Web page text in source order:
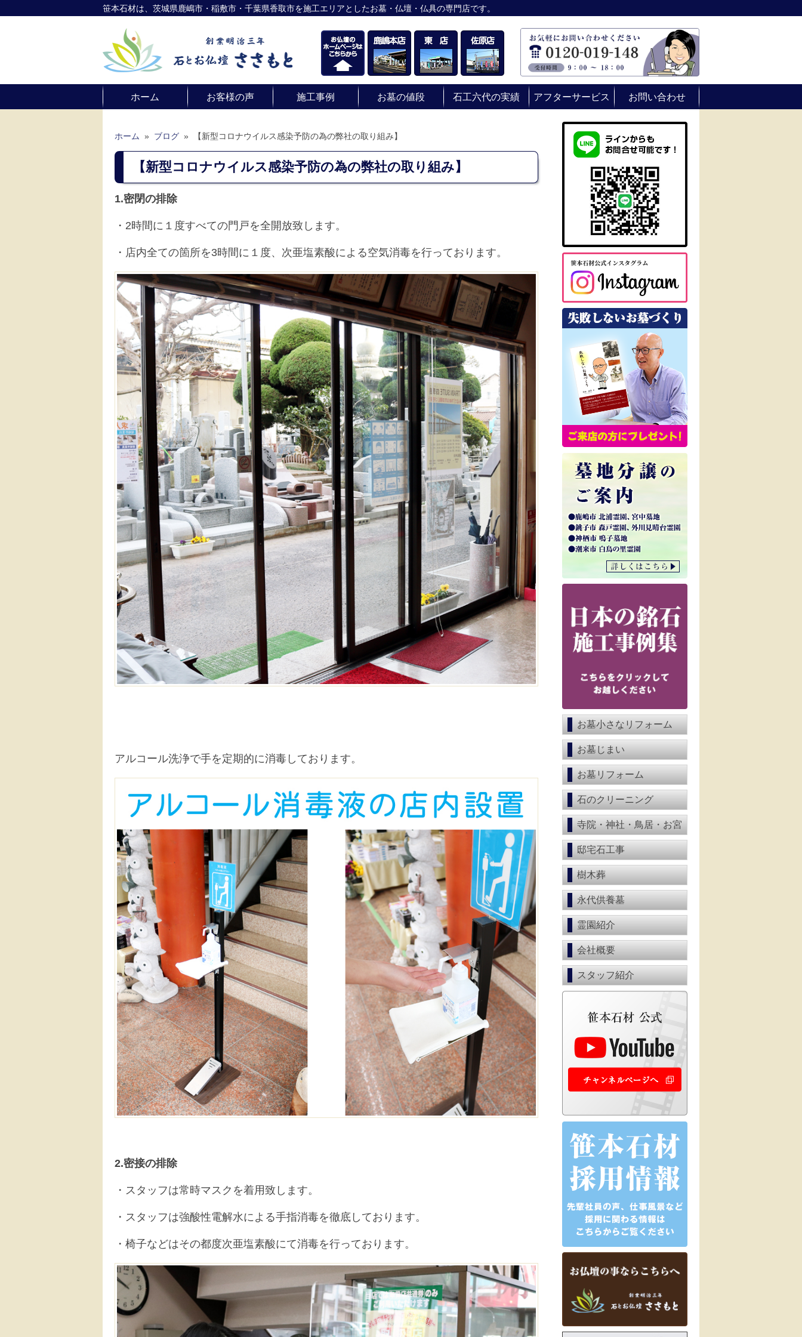
笹本石材は、茨城県鹿嶋市・稲敷市・千葉県香取市を施工エリアとしたお墓・仏壇・仏具の専門店です。
ホーム お客様の声 施工事例 お墓の値段 石工六代の実績 アフターサービス お問い合わせ
ホーム » ブログ » 【新型コロナウイルス感染予防の為の弊社の取り組み】
【新型コロナウイルス感染予防の為の弊社の取り組み】
1.密閉の排除
・2時間に１度すべての門戸を全開放致します。
・店内全ての箇所を3時間に１度、次亜塩素酸による空気消毒を行っております。
アルコール洗浄で手を定期的に消毒しております。
2.密接の排除
・スタッフは常時マスクを着用致します。
・スタッフは強酸性電解水による手指消毒を徹底しております。
・椅子などはその都度次亜塩素酸にて消毒を行っております。
お墓小さなリフォーム
お墓じまい
お墓リフォーム
石のクリーニング
寺院・神社・鳥居・お宮
邸宅石工事
樹木葬
永代供養墓
霊園紹介
会社概要
スタッフ紹介